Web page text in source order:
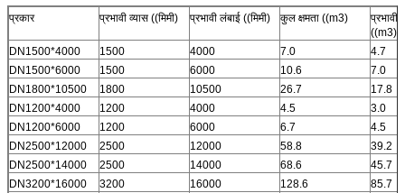
प्रकार प्रभावी व्यास ((मिमी) प्रभावी लंबाई ((मिमी) कुल क्षमता ((m3)
प्रभावी
((m3)
DN1500*4000
1500 4000 7.0
4.7
DN1500*6000
1500 6000 10.6
7.0
DN1800*10500
1800 10500 26.7
17.8
DN1200*4000
1200 4000 4.5
3.0
DN1200*6000
1200 6000 6.7
4.5
DN2500*12000
2500 12000 58.8
39.2
DN2500*14000
2500 14000 68.6
45.7
DN3200*16000
3200 16000 128.6
85.7